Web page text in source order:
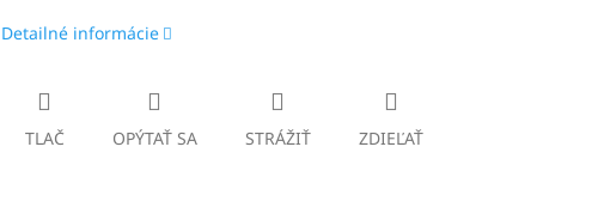
Detailné informácie
TLAČ OPÝTAŤ SA STRÁŽIŤ ZDIEĽAŤ